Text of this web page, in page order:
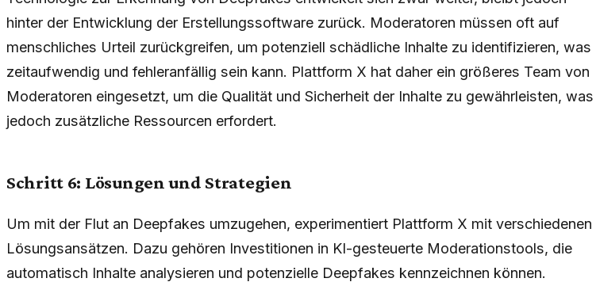
hinter der Entwicklung der Erstellungssoftware zurück. Moderatoren müssen oft auf
menschliches Urteil zurückgreifen, um potenziell schädliche Inhalte zu identifizieren, was
zeitaufwendig und fehleranfällig sein kann. Plattform X hat daher ein größeres Team von
Moderatoren eingesetzt, um die Qualität und Sicherheit der Inhalte zu gewährleisten, was
jedoch zusätzliche Ressourcen erfordert.
Schritt 6: Lösungen und Strategien
Um mit der Flut an Deepfakes umzugehen, experimentiert Plattform X mit verschiedenen
Lösungsansätzen. Dazu gehören Investitionen in KI-gesteuerte Moderationstools, die
automatisch Inhalte analysieren und potenzielle Deepfakes kennzeichnen können.